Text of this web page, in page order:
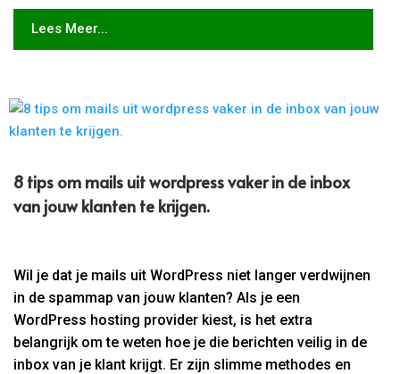
Lees Meer...
8 tips om mails uit wordpress vaker in de inbox
van jouw klanten te krijgen.
Wil je dat je mails uit WordPress niet langer verdwijnen
in de spammap van jouw klanten? Als je een
WordPress hosting provider kiest, is het extra
belangrijk om te weten hoe je die berichten veilig in de
inbox van je klant krijgt. Er zijn slimme methodes en